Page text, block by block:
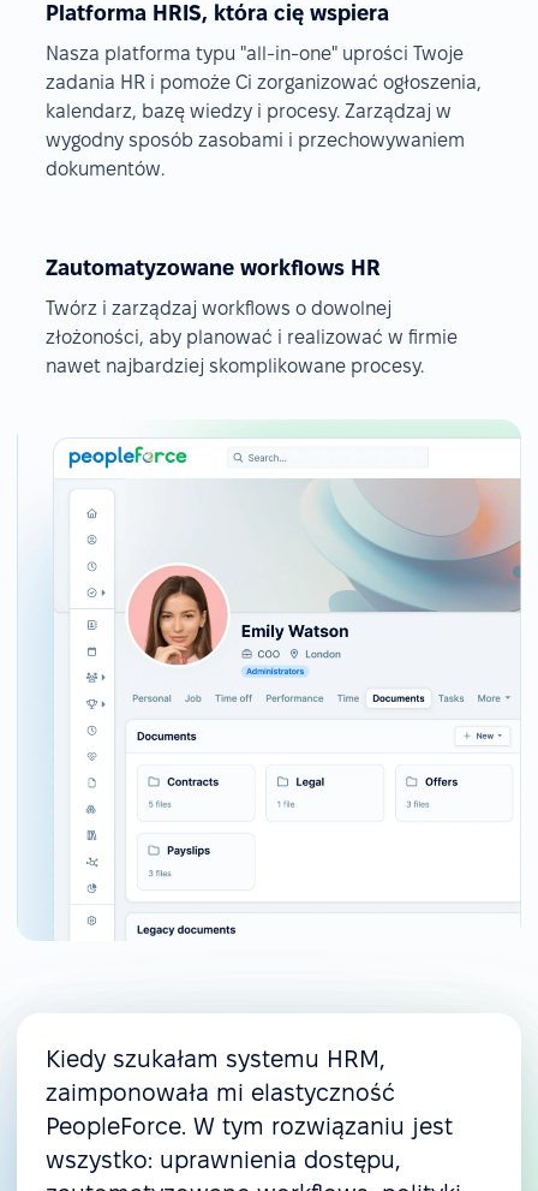
Platforma HRIS, która cię wspiera
Nasza platforma typu "all-in-one" uprości Twoje
zadania HR i pomoże Ci zorganizować ogłoszenia,
kalendarz, bazę wiedzy i procesy. Zarządzaj w
wygodny sposób zasobami i przechowywaniem
dokumentów.
Zautomatyzowane workflows HR
Twórz i zarządzaj workflows o dowolnej
złożoności, aby planować i realizować w firmie
nawet najbardziej skomplikowane procesy.
Kiedy szukałam systemu HRM,
zaimponowała mi elastyczność
PeopleForce. W tym rozwiązaniu jest
wszystko: uprawnienia dostępu,